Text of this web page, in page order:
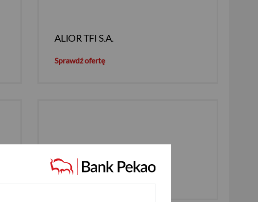
ALIOR TFI S.A.
Sprawdź ofertę
Sprawdź ofertę